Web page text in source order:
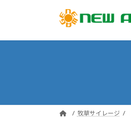
ン
ッ
ー
移
牧草サイレージ